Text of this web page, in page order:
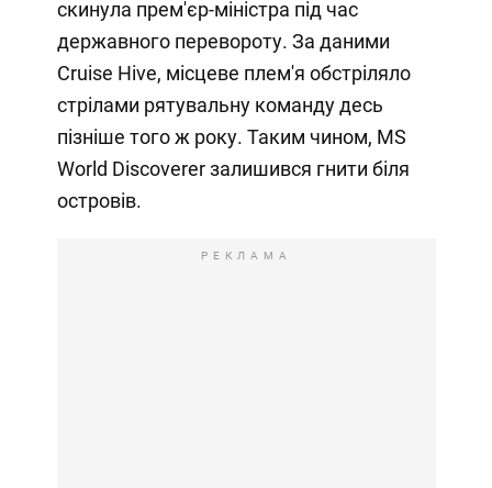
скинула прем'єр-міністра під час
державного перевороту. За даними
Cruise Hive, місцеве плем'я обстріляло
стрілами рятувальну команду десь
пізніше того ж року. Таким чином, MS
World Discoverer залишився гнити біля
островів.
РЕКЛАМА